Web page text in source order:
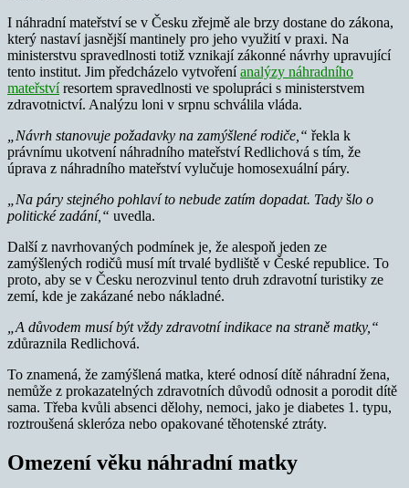
I náhradní mateřství se v Česku zřejmě ale brzy dostane do zákona,
který nastaví jasnější mantinely pro jeho využití v praxi. Na
ministerstvu spravedlnosti totiž vznikají zákonné návrhy upravující
tento institut. Jim předcházelo vytvořeníanalýzy náhradního
mateřstvíresortem spravedlnosti ve spolupráci s ministerstvem
zdravotnictví. Analýzu loni v srpnu schválila vláda.
„Návrh stanovuje požadavky na zamýšlené rodiče,“ řekla k
právnímu ukotvení náhradního mateřství Redlichová s tím, že
úprava z náhradního mateřství vylučuje homosexuální páry.
„Na páry stejného pohlaví to nebude zatím dopadat. Tady šlo o
politické zadání,“ uvedla.
Další z navrhovaných podmínek je, že alespoň jeden ze
zamýšlených rodičů musí mít trvalé bydliště v České republice. To
proto, aby se v Česku nerozvinul tento druh zdravotní turistiky ze
zemí, kde je zakázané nebo nákladné.
„A důvodem musí být vždy zdravotní indikace na straně matky,“
zdůraznila Redlichová.
To znamená, že zamýšlená matka, které odnosí dítě náhradní žena,
nemůže z prokazatelných zdravotních důvodů odnosit a porodit dítě
sama. Třeba kvůli absenci dělohy, nemoci, jako je diabetes 1. typu,
roztroušená skleróza nebo opakované těhotenské ztráty.
Omezení věku náhradní matky